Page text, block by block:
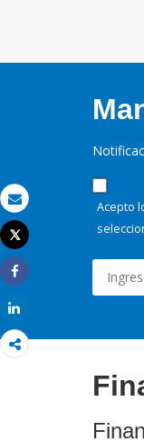
Correo electrónico
Imprimir
Tweet
Share
Acepto